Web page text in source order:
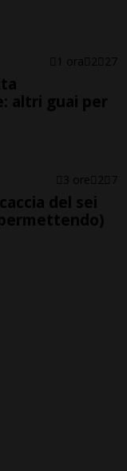
1 ora 2 27
altri guai per
3 ore 2 7
del sei